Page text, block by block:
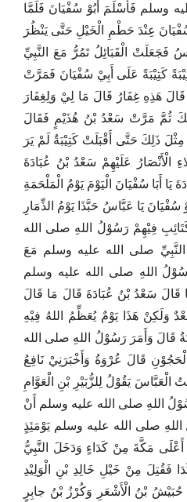
وسلم فَأَسْلَمَ أَبُوْ سُفْيَانَ فَلَمَّا
عِنْدَ حَطْمِ الْخَيْلِ حَتَّى يَنْظُرَ
فَجَعَلَتْ الْقَبَائِلُ تَمُرُّ مَعَ النَّبِيِّ
كَتِيْبَةً عَلَى أَبِيْ سُفْيَانَ فَمَرَّتْ
هَذِهِ غِفَارُ قَالَ مَا لِيْ وَلِغِفَارَ
ثُمَّ مَرَّتْ سَعْدُ بْنُ هُذَيْمٍ فَقَالَ
ذَلِكَ حَتَّى أَقْبَلَتْ كَتِيْبَةٌ لَمْ يَرَ
الْأَنْصَارُ عَلَيْهِمْ سَعْدُ بْنُ عُبَادَةَ
يَا أَبَا سُفْيَانَ الْيَوْمَ يَوْمُ الْمَلْحَمَةِ
سُفْيَانَ يَا عَبَّاسُ حَبَّذَا يَوْمُ الذِّمَارِ
فِيْهِمْ رَسُوْلُ اللهِ صلى الله
صلى الله عليه وسلم مَعَ
اللهِ صلى الله عليه وسلم
قَالَ سَعْدُ بْنُ عُبَادَةَ قَالَ مَا قَالَ
وَلَكِنْ هَذَا يَوْمٌ يُعَظِّمُ اللهُ فِيْهِ
قَالَ وَأَمَرَ رَسُوْلُ اللهِ صلى الله
قَالَ عُرْوَةُ وَأَخْبَرَنِيْ نَافِعُ
يَقُوْلُ لِلزُّبَيْرِ بْنِ الْعَوَّامِ
اللهِ صلى الله عليه وسلم أَنْ
صلى الله عليه وسلم يَوْمَئِذٍ
أَعْلَى مَكَّةَ مِنْ كَدَاءٍ وَدَخَلَ النَّبِيُّ
فَقُتِلَ مِنْ خَيْلِ خَالِدِ بْنِ الْوَلِيْدِ
بْنُ الْأَشْعَرِ وَكُرْزُ بْنُ جابِرٍ